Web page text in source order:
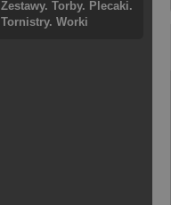
Zestawy. Torby. Plecaki.
Tornistry. Worki